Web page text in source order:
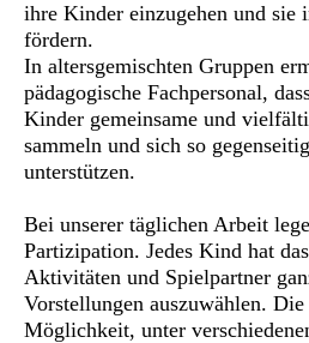
ihre Kinder einzugehen und
fördern.
In altersgemischten Gruppen
pädagogische Fachpersonal,
Kinder gemeinsame und
sammeln und sich so
unterstützen.
Bei unserer täglichen Arbeit
Partizipation. Jedes Kind hat
Aktivitäten und Spielpartner
Vorstellungen auszuwählen.
Möglichkeit, unter